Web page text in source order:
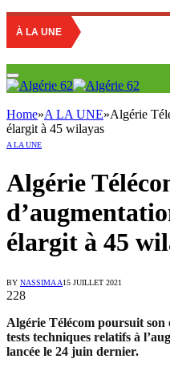
À LA UNE
Home»A LA UNE»Algérie
élargit à 45 wilayas
A LA UNE
Algérie
élargit à 45
BY NASSIMA A15 JUILLET 2021
228
Algérie Télécom poursuit son
tests techniques relatifs à
lancée le 24 juin dernier.